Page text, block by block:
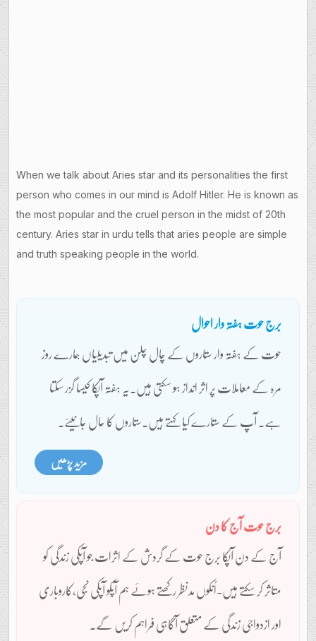
When we talk about Aries star and its personalities the first
person who comes in our mind is Adolf Hitler. He is known as
the most popular and the cruel person in the midst of 20th
century. Aries star in urdu tells that aries people are simple
and truth speaking people in the world.
برج حوت ہفتہ وار احوال
حوت کے ہفتہ وار ستاروں کے چال چلن میں تبدیلیاں ہمارے روز
مرہ کے معاملات پر اثر انداز ہو سکتی ہیں۔یہ ہفتہ آپکا کیسا گزر سکتا
ہے۔ آپ کے ستارے کیا کہتے ہیں۔ستاروں کا حال جانیئے۔
مزید پڑھیں
برج حوت آج کا دن
آج کے دن آپکا برج حوت کے گردش کے اثرات جو آپکی زندگی کو
متاثر کر سکتے ہیں-اُنکوں مدنظر رکھتے ہوئے ہم آپکو آپکی نجی،کاروباری
اور ازدواجی زندگی کے متعلق آگاہی فراہم کریں گے۔